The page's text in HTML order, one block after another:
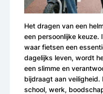
Het dragen van een
een persoonlijke keuze.
waar fietsen een
dagelijks leven, wordt
een slimme en
bijdraagt aan veiligheid.
school, werk,